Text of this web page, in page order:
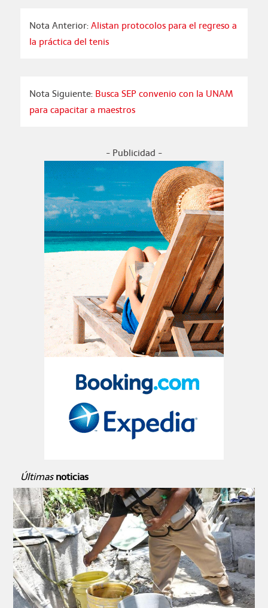
Nota Anterior:Alistan protocolos para el regreso a
la práctica del tenis
Nota Siguiente: Busca SEP convenio con la UNAM
para capacitar a maestros
- Publicidad -
Últimas noticias